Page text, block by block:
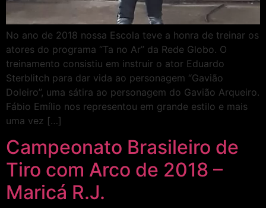
No ano de 2018 nossa Escola teve a honra de treinar os
atores do programa “Ta no Ar” da Rede Globo. O
treinamento consistiu em instruir o ator Eduardo
Sterblitch para dar vida ao personagem “Gavião
Doleiro”, uma sátira ao personagem do Gavião Arqueiro.
Fábio Emílio nos representou em grande estilo e mais
uma vez […]
Campeonato Brasileiro de
Tiro com Arco de 2018 –
Maricá R.J.